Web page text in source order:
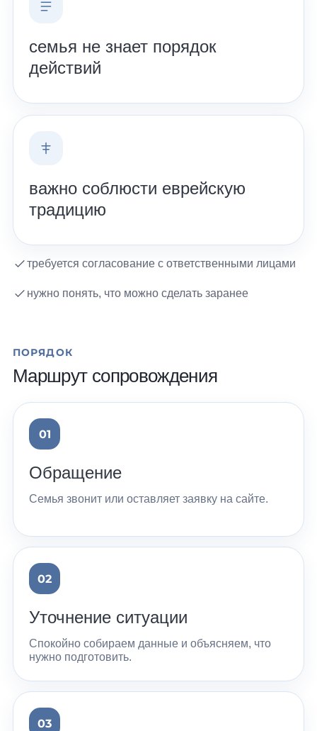
семья не знает порядок
действий
важно соблюсти еврейскую
традицию
требуется согласование с ответственными лицами
нужно понять, что можно сделать заранее
ПОРЯДОК
Маршрут сопровождения
Обращение
Семья звонит или оставляет заявку на сайте.
Уточнение ситуации
Спокойно собираем данные и объясняем, что
нужно подготовить.